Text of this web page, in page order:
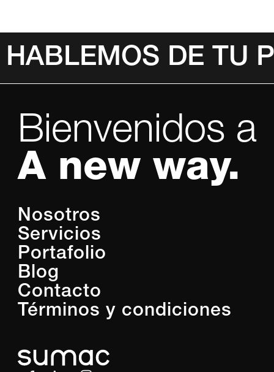
HABLEMOS DE TU
Bienvenidos a
A new way.
Nosotros
Servicios
Portafolio
Blog
Contacto
Términos y condiciones